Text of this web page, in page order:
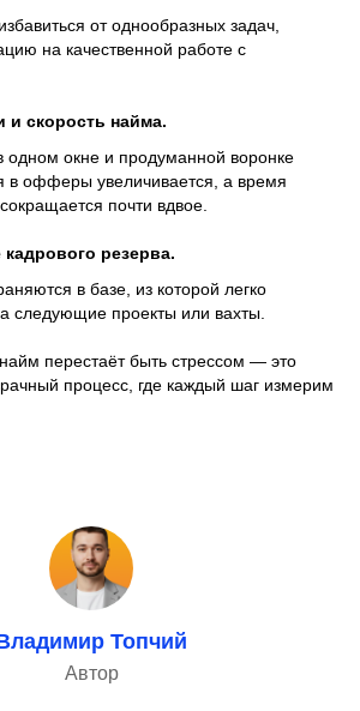
от однообразных задач,
на качественной работе с
и скорость найма.
одном окне и продуманной воронке
в офферы увеличивается, а время
почти вдвое.
резерва.
в базе, из которой легко
следующие проекты или вахты.
перестаёт быть стрессом — это
процесс, где каждый шаг измерим
Топчий
Автор
клиентов